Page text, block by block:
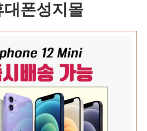
대폰성지몰